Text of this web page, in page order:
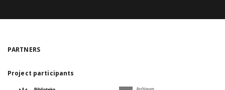
PARTNERS
Project participants